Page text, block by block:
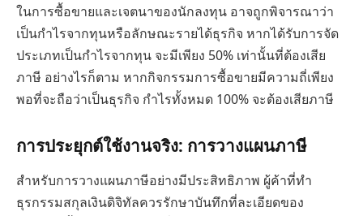
ในการซื้อขายและเจตนาของนักลงทุน อาจถูกพิจารณาว่า
เป็นกำไรจากทุนหรือลักษณะรายได้ธุรกิจ หากได้รับการจัด
ประเภทเป็นกำไรจากทุน จะมีเพียง 50% เท่านั้นที่ต้องเสีย
ภาษี อย่างไรก็ตาม หากกิจกรรมการซื้อขายมีความถี่เพียง
พอที่จะถือว่าเป็นธุรกิจ กำไรทั้งหมด 100% จะต้องเสียภาษี
การประยุกต์ใช้งานจริง: การวางแผนภาษี
สำหรับการวางแผนภาษีอย่างมีประสิทธิภาพ ผู้ค้าที่ทำ
ธุรกรรมสกุลเงินดิจิทัลควรรักษาบันทึกที่ละเอียดของ